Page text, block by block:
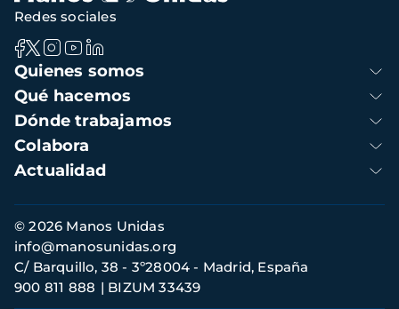
Navegación
principal
Quienes somos
Qué hacemos
Dónde trabajamos
Colabora
Actualidad
Redes sociales
Información
de
contacto
© 2026 Manos Unidas
C/ Barquillo, 38 - 3º28004 - Madrid, España
900 811 888
BIZUM 33439
info@manosunidas.org